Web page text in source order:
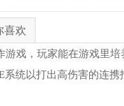
喜欢
戏，玩家能在游戏里
统以打出高伤害的连